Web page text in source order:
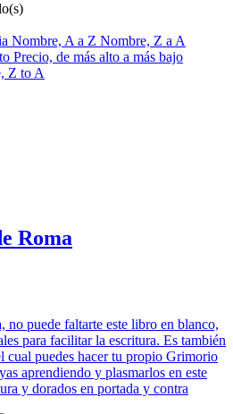
Nombre, A a Z Nombre, Z a A
Precio, de más alto a más bajo
Z to A
Roma
no puede faltarte este libro en blanco,
para facilitar la escritura. Es también
cual puedes hacer tu propio Grimorio
aprendiendo y plasmarlos en este
y dorados en portada y contra